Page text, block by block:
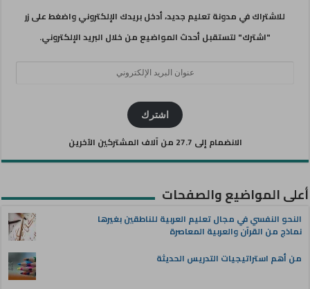
للاشتراك في مدونة تعليم جديد، أدخل بريدك الإلكتروني واضغط على زر
"اشترك" لتستقبل أحدث المواضيع من خلال البريد الإلكتروني.
اشترك
الانضمام إلى 27.7 من آلاف المشتركين الآخرين
أعلى المواضيع والصفحات
النحو النفسي في مجال تعليم العربية للناطقين بغيرها
نماذج من القرآن والعربية المعاصرة
من أهم استراتيجيات التدريس الحديثة